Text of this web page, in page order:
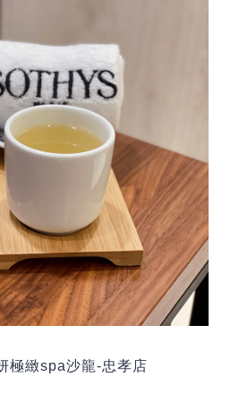
極緻spa沙龍-忠孝店